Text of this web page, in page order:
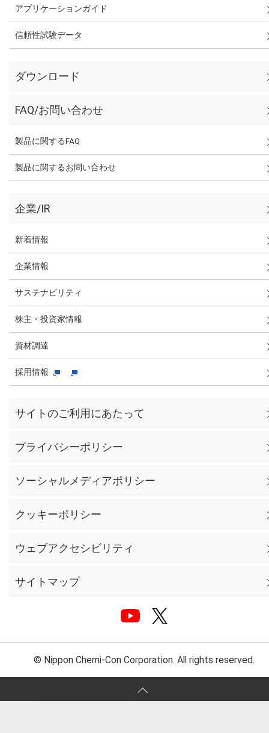
アプリケーションガイド
信頼性試験データ
ダウンロード
FAQ/お問い合わせ
製品に関するFAQ
製品に関するお問い合わせ
企業/IR
新着情報
企業情報
サステナビリティ
株主・投資家情報
資材調達
採用情報
サイトのご利用にあたって
プライバシーポリシー
ソーシャルメディアポリシー
クッキーポリシー
ウェブアクセシビリティ
サイトマップ
© Nippon Chemi-Con Corporation. All rights reserved.